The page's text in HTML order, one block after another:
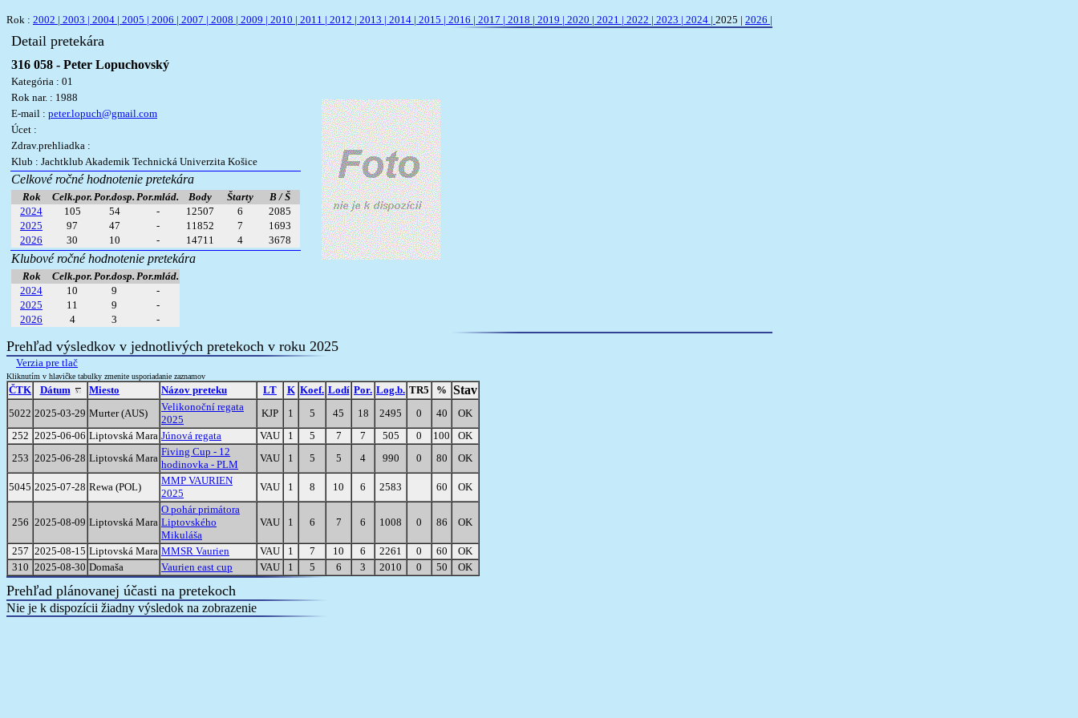
Rok : 2002 | 2003 | 2004 | 2005 | 2006 | 2007 | 2008 | 2009 | 2010 | 2011 | 2012 | 2013 | 2014 | 2015 | 2016 | 2017 | 2018 | 2019 | 2020 | 2021 | 2022 | 2023 | 2024 | 2025 | 2026 |
Detail pretekára
316 058 - Peter Lopuchovský
Kategória : 01
Rok nar. : 1988
E-mail : peter.lopuch@gmail.com
Úcet :
Zdrav.prehliadka :
Klub : Jachtklub Akademik Technická Univerzita Košice
Celkové ročné hodnotenie pretekára
Rok Celk.por. Por.dosp. Por.mlád. Body Štarty
B / Š
2024
105 54 - 12507 6
2085
2025
97 47 - 11852 7
1693
2026
30 10 - 14711 4 3678
Klubové ročné hodnotenie pretekára
Rok Celk.por. Por.dosp. Por.mlád.
2024
10 9
-
2025
11 9
-
2026
4 3 -
Prehľad výsledkov v jednotlivých pretekoch v roku 2025
Verzia pre tlač
Kliknutím v hlavičke tabulky zmenite usporiadanie zaznamov
ČTK Dátum Miesto Názov preteku LT K Koef. Lodí Por. Log.b. TR5 % Stav
5022 2025-03-29 Murter (AUS)
Velikonoční regata
2025
KJP 1 5 45 18 2495 0 40
OK
252 2025-06-06 Liptovská Mara Júnová regata VAU 1 5 7 7 505 0 100
OK
253 2025-06-28 Liptovská Mara
Fiving Cup - 12
hodinovka - PLM
VAU 1 5 5 4 990 0 80 OK
5045 2025-07-28 Rewa (POL)
MMP VAURIEN
2025
VAU 1 8 10 6 2583 60 OK
256 2025-08-09 Liptovská Mara
O pohár primátora
Liptovského
Mikuláša
VAU 1 6 7 6 1008 0 86 OK
257 2025-08-15 Liptovská Mara MMSR Vaurien VAU 1 7 10 6 2261 0 60
OK
310 2025-08-30 Domaša Vaurien east cup VAU 1 5 6 3 2010 0 50 OK
Prehľad plánovanej účasti na pretekoch
Nie je k dispozícii žiadny výsledok na zobrazenie